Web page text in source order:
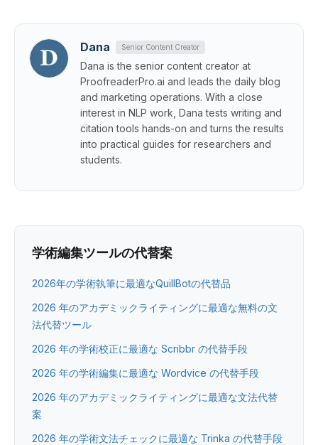
Dana Senior Content Creator
Dana is the senior content creator at
ProofreaderPro.ai and leads the daily blog
and marketing operations. With a close
interest in NLP work, Dana tests writing and
citation tools hands-on and turns the results
into practical guides for researchers and
students.
学術編集ツールの代替案
2026年の学術執筆に最適なQuillBotの代替品
2026 年のアカデミックライティングに最適な無料の文
法代替ツール
2026 年の学術校正に最適な Scribbr の代替手段
2026 年の学術編集に最適な Wordvice の代替手段
2026 年のアカデミックライティングに最適な文法代替
案
2026 年の学術文法チェックに最適な Trinka の代替手段